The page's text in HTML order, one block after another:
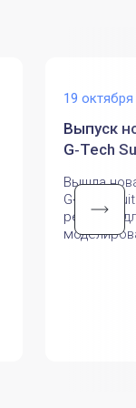
19
Выпуск
G‑Tech
Вышла
G‑Tech
решения